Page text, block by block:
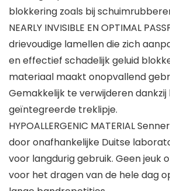
blokkering zoals bij
NEARLY INVISIBLE EN OPTIMAL
drievoudige lamellen die zich
en effectief schadelijk geluid
materiaal maakt onopvallend
Gemakkelijk te verwijderen dankzij
geïntegreerde treklipje.
HYPOALLERGENIC MATERIAL
door onafhankelijke Duitse
voor langdurig gebruik. Geen jeuk
voor het dragen van de hele dag